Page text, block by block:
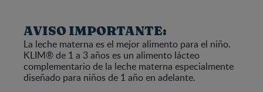
AVISO IMPORTANTE:
La leche materna es el mejor alimento para el niño.
KLIM® de 1 a 3 años es un alimento lácteo
complementario de la leche materna especialmente
diseñado para niños de 1 año en adelante.